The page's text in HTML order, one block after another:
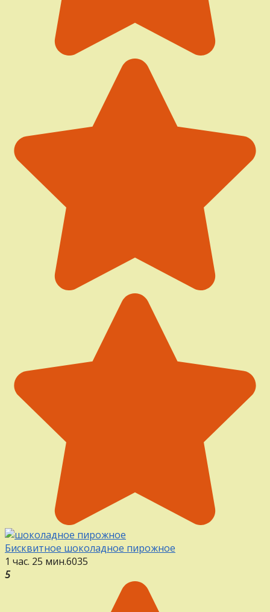
Бисквитное шоколадное пирожное
1 час. 25 мин.6035
5